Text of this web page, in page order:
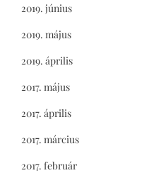
2019. június
2019. május
2019. április
2017. május
2017. április
2017. március
2017. február